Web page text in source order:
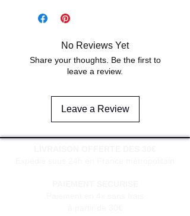
No Reviews Yet
Share your thoughts. Be the first to
leave a review.
Leave a Review